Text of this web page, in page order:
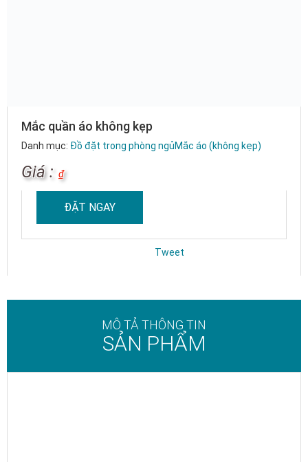
Mắc quần áo không kẹp
Danh mục: Đồ đặt trong phòng ngủMắc áo (không kẹp)
Giá : ₫
ĐẶT NGAY
Tweet
MÔ TẢ THÔNG TIN
SẢN PHẨM